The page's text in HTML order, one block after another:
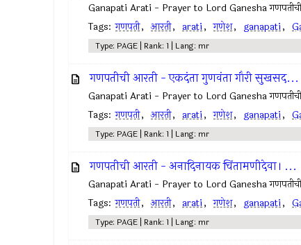
Ganapati Arati - Prayer to Lord Ganesha गणपतीची
Tags: गणपती, आरती, arati, गणेश, ganapati,
Type: PAGE | Rank: 1 | Lang: mr
गणपतीची आरती - एकदंता गुणवंता गौरी सुखसद...
Ganapati Arati - Prayer to Lord Ganesha गणपतीची
Tags: गणपती, आरती, arati, गणेश, ganapati,
Type: PAGE | Rank: 1 | Lang: mr
गणपतीची आरती - अनादिनायक चिंतामणीदेवा। ...
Ganapati Arati - Prayer to Lord Ganesha गणपतीची
Tags: गणपती, आरती, arati, गणेश, ganapati,
Type: PAGE | Rank: 1 | Lang: mr